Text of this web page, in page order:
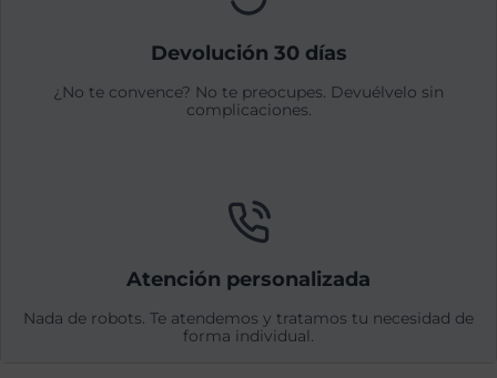
Devolución 30 días
¿No te convence? No te preocupes. Devuélvelo sin
complicaciones.
Atención personalizada
Nada de robots. Te atendemos y tratamos tu necesidad de
forma individual.